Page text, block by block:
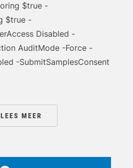
$true -
$true -
Disabled -
AuditMode -Force -
-SubmitSamplesConsent
LEES MEER